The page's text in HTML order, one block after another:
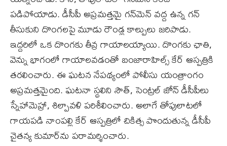
ప‌డిపోయాడు. డీసీపీ అప్ర‌మ‌త్త‌మై గ‌న్‌మెన్ వ‌ద్ద ఉన్న గ‌న్‌
తీసుకుని దొంగ‌ల‌పై మూడు రౌండ్ల కాల్పులు జ‌రిపాడు.
ఇద్ద‌రిలో ఒక దొంగ‌కు తీవ్ర గాయాల‌య్యాయి. దొంగ‌కు ఛాతి,
వెన్ను భాగంలో గాయాల‌వ‌డంతో బంజారాహిల్స్ కేర్ ఆస్ప‌త్రికి
త‌ర‌లించారు. ఈ ఘ‌ట‌న నేప‌థ్యంలో పోలీసు యంత్రాంగం
అప్ర‌మ‌త్త‌మైంది. ఘ‌ట‌నా స్థ‌లిని సౌత్, సెంట్ర‌ల్ జోన్ డీసీపీలు
స్నేహామెహ్రా, శిల్పావ‌ళి ప‌రిశీలించారు. అలాగే తోపులాట‌లో
గాయ‌ప‌డి నాంప‌ల్లి కేర్ ఆస్ప‌త్రిలో చికిత్స పొందుతున్న‌ డీసీపీ
చైత‌న్య కుమార్‌ను ప‌రామ‌ర్శించారు.